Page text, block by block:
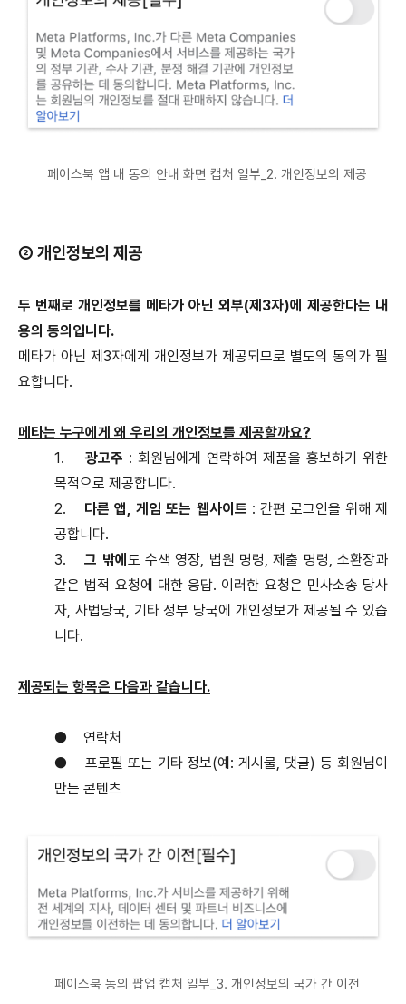
페이스북 앱 내 동의 안내 화면 캡처 일부_2. 개인정보의 제공
② 개인정보의 제공
두 번째로 개인정보를 메타가 아닌 외부(제3자)에 제공한다는 내
용의 동의입니다.
메타가 아닌 제3자에게 개인정보가 제공되므로 별도의 동의가 필
요합니다.
메타는 누구에게 왜 우리의 개인정보를 제공할까요?
1.
광고주 : 회원님에게 연락하여 제품을 홍보하기 위한
목적으로 제공합니다.
2.
다른 앱, 게임 또는 웹사이트 : 간편 로그인을 위해 제
공합니다.
3.
그 밖에 도 수색 영장, 법원 명령, 제출 명령, 소환장과
같은 법적 요청에 대한 응답. 이러한 요청은 민사소송 당사
자, 사법당국, 기타 정부 당국에 개인정보가 제공될 수 있습
니다.
제공되는 항목은 다음과 같습니다.
●
연락처
●
프로필 또는 기타 정보(예: 게시물, 댓글) 등 회원님이
만든 콘텐츠
페이스북 동의 팝업 캡처 일부_3. 개인정보의 국가 간 이전